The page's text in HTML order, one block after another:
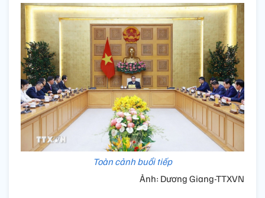
Toàn cảnh buổi tiếp
Ảnh: Dương Giang-TTXVN